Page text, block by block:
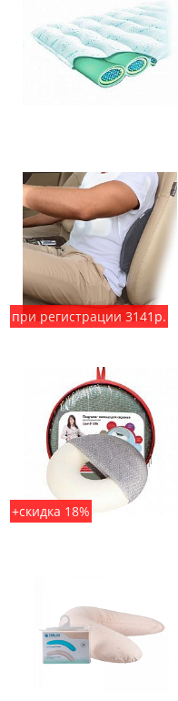
при регистрации 3141р.
+скидка 18%